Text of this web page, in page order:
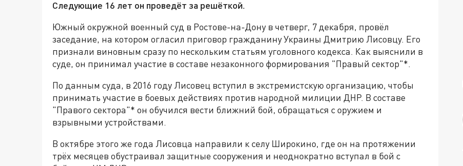
Следующие 16 лет он проведёт за решёткой.
Южный окружной военный суд в Ростове-на-Дону в четверг, 7 декабря, провёл
заседание, на котором огласил приговор гражданину Украины Дмитрию Лисовцу. Его
признали виновным сразу по нескольким статьям уголовного кодекса. Как выяснили в
суде, он принимал участие в составе незаконного формирования "Правый сектор"*.
По данным суда, в 2016 году Лисовец вступил в экстремистскую организацию, чтобы
принимать участие в боевых действиях против народной милиции ДНР. В составе
"Правого сектора"* он обучился вести ближний бой, обращаться с оружием и
взрывными устройствами.
В октябре этого же года Лисовца направили к селу Широкино, где он на протяжении
трёх месяцев обустраивал защитные сооружения и неоднократно вступал в бой с